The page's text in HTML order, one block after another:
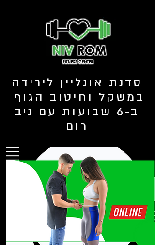
סדנת אונליין לירידה
במשקל וחיטוב הגוף
ב-6 שבועות עם ניב
רום